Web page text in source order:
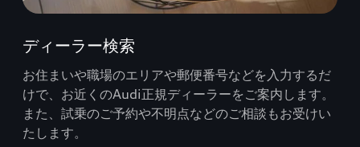
ディーラー検索
お住まいや職場のエリアや郵便番号などを入力するだ
けで、お近くのAudi正規ディーラーをご案内します。
また、試乗のご予約や不明点などのご相談もお受けい
たします。